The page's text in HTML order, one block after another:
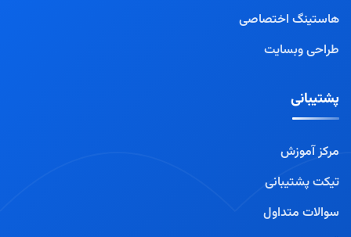
هاستینگ اختصاصی
طراحی وبسایت
پشتیبانی
مرکز آموزش
تیکت پشتیبانی
سوالات متداول